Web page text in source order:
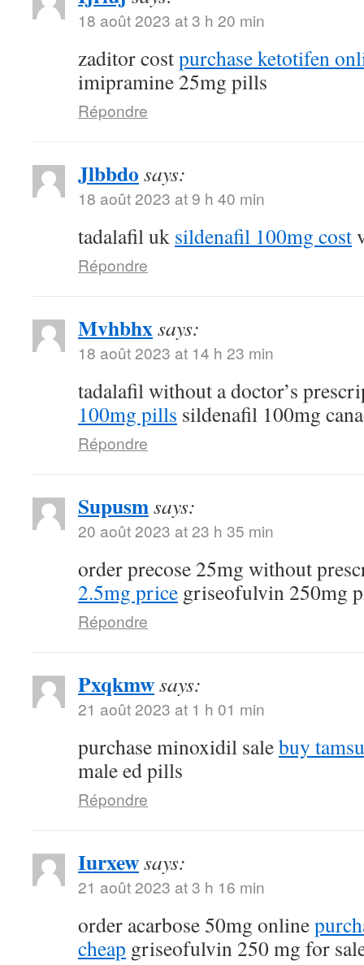
18 août 2023 at 3 h 20 min
zaditor costpurchase ketotifen
imipramine 25mg pills
Répondre
Jlbbdo says:
18 août 2023 at 9 h 40 min
tadalafil uk sildenafil 100mg cost
Répondre
Mvhbhxsays:
18 août 2023 at 14 h 23 min
tadalafil without a doctor’s
100mg pills sildenafil 100mg
Répondre
Supusmsays:
20 août 2023 at 23 h 35 min
order precose 25mg without
2.5mg price griseofulvin 250mg
Répondre
Pxqkmwsays:
21 août 2023 at 1 h 01 min
purchase minoxidil salebuy
male ed pills
Répondre
Iurxewsays:
21 août 2023 at 3 h 16 min
order acarbose 50mg online
cheap griseofulvin 250 mg for